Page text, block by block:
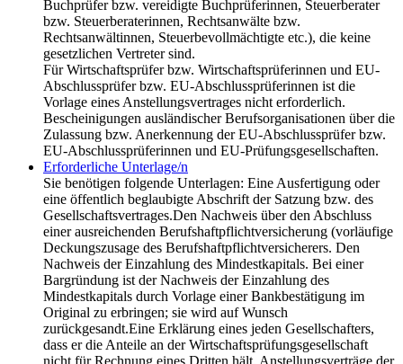
Buchprüfer bzw. vereidigte Buchprüferinnen, Steuerberater
bzw. Steuerberaterinnen, Rechtsanwälte bzw.
Rechtsanwältinnen, Steuerbevollmächtigte etc.), die keine
gesetzlichen Vertreter sind.
Für Wirtschaftsprüfer bzw. Wirtschaftsprüferinnen und EU-
Abschlussprüfer bzw. EU-Abschlussprüferinnen ist die
Vorlage eines Anstellungsvertrages nicht erforderlich.
Bescheinigungen ausländischer Berufsorganisationen über die
Zulassung bzw. Anerkennung der EU-Abschlussprüfer bzw.
EU-Abschlussprüferinnen und EU-Prüfungsgesellschaften.
Erforderliche Unterlage/n
Sie benötigen folgende Unterlagen: Eine Ausfertigung oder
eine öffentlich beglaubigte Abschrift der Satzung bzw. des
Gesellschaftsvertrages.Den Nachweis über den Abschluss
einer ausreichenden Berufshaftpflichtversicherung (vorläufige
Deckungszusage des Berufshaftpflichtversicherers. Den
Nachweis der Einzahlung des Mindestkapitals. Bei einer
Bargründung ist der Nachweis der Einzahlung des
Mindestkapitals durch Vorlage einer Bankbestätigung im
Original zu erbringen; sie wird auf Wunsch
zurückgesandt.Eine Erklärung eines jeden Gesellschafters,
dass er die Anteile an der Wirtschaftsprüfungsgesellschaft
nicht für Rechnung eines Dritten hält. Anstellungsverträge der